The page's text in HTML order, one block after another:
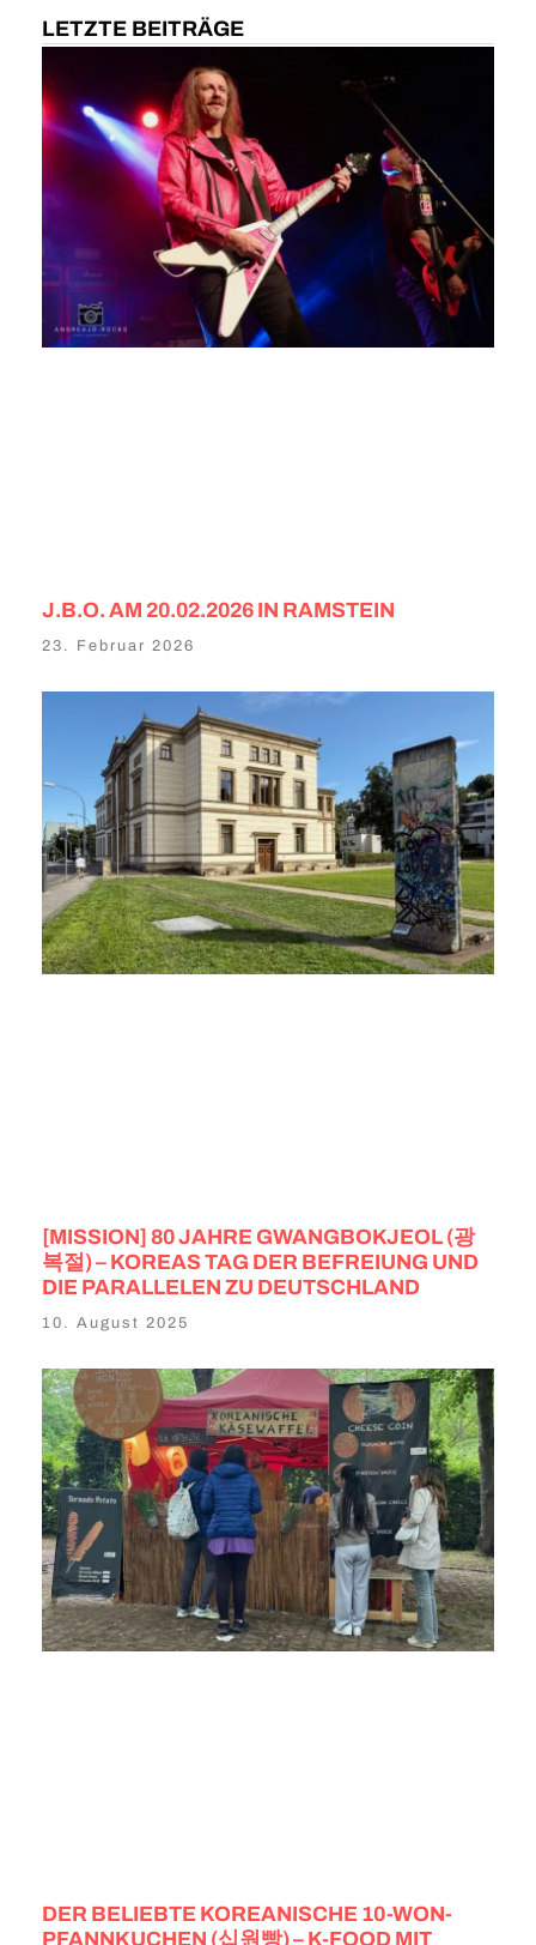
LETZTE BEITRÄGE
J.B.O. AM 20.02.2026 IN RAMSTEIN
23. Februar 2026
[MISSION] 80 JAHRE GWANGBOKJEOL (광
복절) – KOREAS TAG DER BEFREIUNG UND
DIE PARALLELEN ZU DEUTSCHLAND
10. August 2025
DER BELIEBTE KOREANISCHE 10-WON-
PFANNKUCHEN (십원빵) – K-FOOD MIT